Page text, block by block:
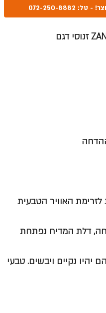
250-8882
מדיח כלים 60 ס"מ מבית ZANUSSI זנוסי דגם
האוויר הטבעית
דלת המדיח נפתחת
יהיו נקיים ויבשים. טבעי